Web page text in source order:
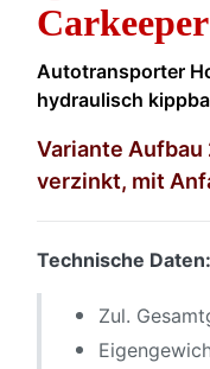
Autotransporter
hydraulisch
Variante Aufbau
verzinkt, mit
Technische Daten:
Zul.